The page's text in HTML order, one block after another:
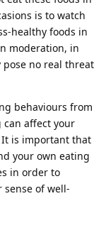
is to watch
healthy foods in
moderation, in
no real threat
behaviours from
can affect your
is important that
your own eating
in order to
of well-